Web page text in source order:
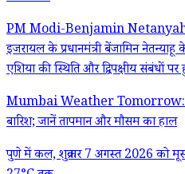
PM Modi-Benjamin
इजरायल के प्रधानमंत्री बेंजामिन
एशिया की स्थिति और द्विपक्षीय संबंधों पर
Mumbai Weather Tomorrow:
बारिश; जानें तापमान और मौसम का हाल
पुणे में कल, शुक्रवार 7 अगस्त 2026 को